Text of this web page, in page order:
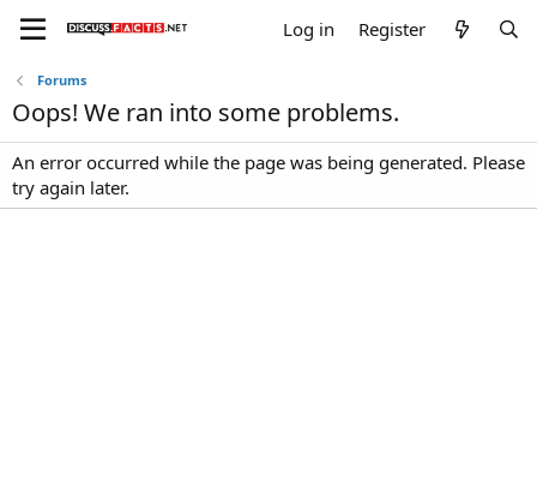
Log in Register
Forums
Oops! We ran into some problems.
An error occurred while the page was being generated. Please
try again later.